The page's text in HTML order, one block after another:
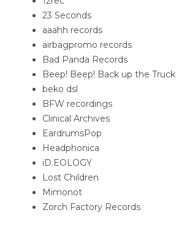
23 Seconds
aaahh records
airbagpromo records
Bad Panda Records
Beep! Beep! Back up the Truck
beko dsl
BFW recordings
Clinical Archives
EardrumsPop
Headphonica
iD.EOLOGY
Lost Children
Mimonot
Zorch Factory Records